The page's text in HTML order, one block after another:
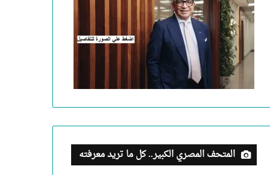
المتحف المصري الكبير.. كل ما تريد معرفته